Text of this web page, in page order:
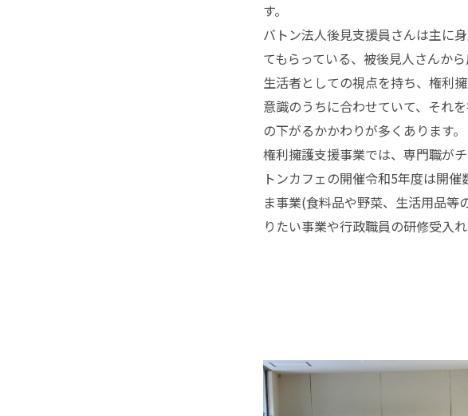
す。
バトン法人後見支援員さんは主に
てもらっている、被後見人さんか
生活者としての視点を持ち、権利
意識のうちに合わせていて、それ
の下がるかかわりが多くあります。
権利擁護支援事業では、専門職が
トンカフェの開催令和5年度は
ま事業(食料品や野菜、生活用品
りたい事業や行政職員の研修受入